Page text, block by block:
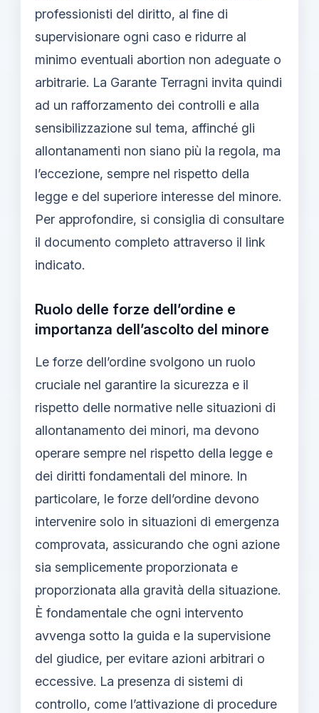
professionisti del diritto, al fine di
supervisionare ogni caso e ridurre al
minimo eventuali abortion non adeguate o
arbitrarie. La Garante Terragni invita quindi
ad un rafforzamento dei controlli e alla
sensibilizzazione sul tema, affinché gli
allontanamenti non siano più la regola, ma
l’eccezione, sempre nel rispetto della
legge e del superiore interesse del minore.
Per approfondire, si consiglia di consultare
il documento completo attraverso il link
indicato.
Ruolo delle forze dell’ordine e
importanza dell’ascolto del minore
Le forze dell’ordine svolgono un ruolo
cruciale nel garantire la sicurezza e il
rispetto delle normative nelle situazioni di
allontanamento dei minori, ma devono
operare sempre nel rispetto della legge e
dei diritti fondamentali del minore. In
particolare, le forze dell’ordine devono
intervenire solo in situazioni di emergenza
comprovata, assicurando che ogni azione
sia semplicemente proporzionata e
proporzionata alla gravità della situazione.
È fondamentale che ogni intervento
avvenga sotto la guida e la supervisione
del giudice, per evitare azioni arbitrari o
eccessive. La presenza di sistemi di
controllo, come l’attivazione di procedure